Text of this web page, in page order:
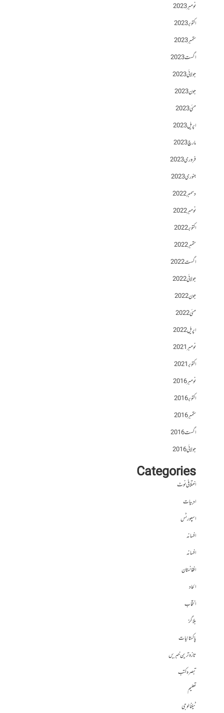
نومبر 2023
اکتوبر 2023
ستمبر 2023
اگست 2023
جولائی 2023
جون 2023
مئی 2023
اپریل 2023
مارچ 2023
فروری 2023
جنوری 2023
دسمبر 2022
نومبر 2022
اکتوبر 2022
ستمبر 2022
اگست 2022
جولائی 2022
جون 2022
مئی 2022
اپریل 2022
نومبر 2021
اکتوبر 2021
نومبر 2016
اکتوبر 2016
ستمبر 2016
اگست 2016
جولائی 2016
Categories
اختلافی نوٹ
ادبیات
اسپورٹس
افسانہ
افسانہ
افغانستان
الحاد
انتخاب
بلاگز
پاکستانیات
تازہ ترین خبریں
تبصرہ کتب
تعلیم
ٹیکنالوجی